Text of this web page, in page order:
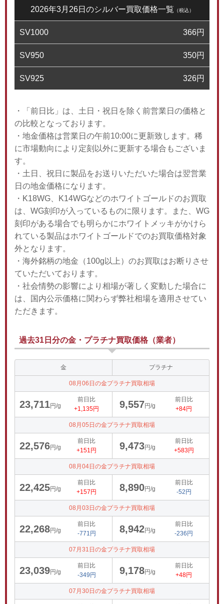
2026年3月26日のシルバー買取価格一覧 （税込）
SV1000 366円
SV950 350円
SV925 326円
・「前日比」は、土日・祝日を除く前営業日の価格と
の比較となっております。
・地金価格は営業日の午前10:00に更新致します。稀
に市場動向により定刻以外に更新する場合もございま
す。
・土日、祝日に製品をお送りいただいた場合は翌営業
日の地金価格になります。
・K18WG、K14WGなどのホワイトゴールドのお買取
は、WG刻印が入っているものに限ります。また、WG
刻印がある場合でも明らかにホワイトメッキがかけら
れている製品はホワイトゴールドでのお買取価格対象
外となります。
・海外銘柄の地金（100g以上）のお買取はお断りさせ
ていただいております。
・社会情勢の影響により相場が著しく変動した場合に
は、国内公示価格に関わらず弊社相場を適用させてい
ただきます。
過去31日分の金・プラチナ買取価格（業者）
金 プラチナ
08月06日の金プラチナ買取相場
23,711円/g
前日比
+1,135円
9,557円/g
前日比
+84円
08月05日の金プラチナ買取相場
22,576円/g
前日比
+151円
9,473円/g
前日比
+583円
08月04日の金プラチナ買取相場
22,425円/g
前日比
+157円
8,890円/g
前日比
-52円
08月03日の金プラチナ買取相場
22,268円/g
前日比
-771円
8,942円/g
前日比
-236円
07月31日の金プラチナ買取相場
23,039円/g
前日比
-349円
9,178円/g
前日比
+48円
07月30日の金プラチナ買取相場